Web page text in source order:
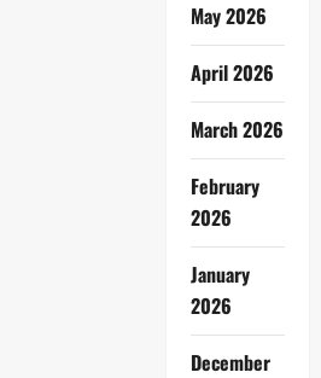
May 2026
April 2026
March 2026
February
2026
January
2026
December